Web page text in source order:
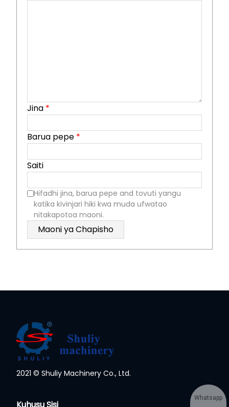
Jina *
Barua pepe *
Saiti
Hifadhi jina, barua pepe and tovuti yangu
katika kivinjari hiki kwa muda ufwatao
nitakapotoa maoni.
2021 © Shuliy Machinery Co., Ltd.
Kuhusu Sisi
Whatsapp